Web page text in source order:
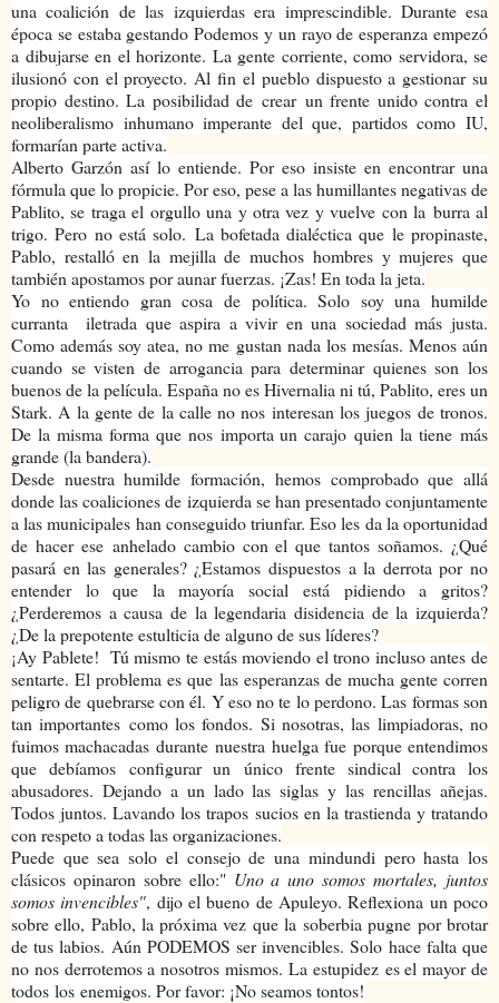
una coalición de las izquierdas era imprescindible. Durante esa
época se estaba gestando Podemos y un rayo de esperanza empezó
a dibujarse en el horizonte. La gente corriente, como servidora, se
ilusionó con el proyecto. Al fin el pueblo dispuesto a gestionar su
propio destino. La posibilidad de crear un frente unido contra el
neoliberalismo inhumano imperante del que, partidos como IU,
formarían parte activa.
Alberto Garzón así lo entiende. Por eso insiste en encontrar una
fórmula que lo propicie. Por eso, pese a las humillantes negativas de
Pablito, se traga el orgullo una y otra vez y vuelve con la burra al
trigo. Pero no está solo. La bofetada dialéctica que le propinaste,
Pablo, restalló en la mejilla de muchos hombres y mujeres que
también apostamos por aunar fuerzas. ¡Zas! En toda la jeta.
Yo no entiendo gran cosa de política. Solo soy una humilde
curranta iletrada que aspira a vivir en una sociedad más justa.
Como además soy atea, no me gustan nada los mesías. Menos aún
cuando se visten de arrogancia para determinar quienes son los
buenos de la película. España no es Hivernalia ni tú, Pablito, eres un
Stark. A la gente de la calle no nos interesan los juegos de tronos.
De la misma forma que nos importa un carajo quien la tiene más
grande (la bandera).
Desde nuestra humilde formación, hemos comprobado que allá
donde las coaliciones de izquierda se han presentado conjuntamente
a las municipales han conseguido triunfar. Eso les da la oportunidad
de hacer ese anhelado cambio con el que tantos soñamos. ¿Qué
pasará en las generales? ¿Estamos dispuestos a la derrota por no
entender lo que la mayoría social está pidiendo a gritos?
¿Perderemos a causa de la legendaria disidencia de la izquierda?
¿De la prepotente estulticia de alguno de sus líderes?
¡Ay Pablete! Tú mismo te estás moviendo el trono incluso antes de
sentarte. El problema es que las esperanzas de mucha gente corren
peligro de quebrarse con él. Y eso no te lo perdono. Las formas son
tan importantes como los fondos. Si nosotras, las limpiadoras, no
fuimos machacadas durante nuestra huelga fue porque entendimos
que debíamos configurar un único frente sindical contra los
abusadores. Dejando a un lado las siglas y las rencillas añejas.
Todos juntos. Lavando los trapos sucios en la trastienda y tratando
con respeto a todas las organizaciones.
Puede que sea solo el consejo de una mindundi pero hasta los
clásicos opinaron sobre ello:" Uno a uno somos mortales, juntos
somos invencibles", dijo el bueno de Apuleyo. Reflexiona un poco
sobre ello, Pablo, la próxima vez que la soberbia pugne por brotar
de tus labios. Aún PODEMOS ser invencibles. Solo hace falta que
no nos derrotemos a nosotros mismos. La estupidez es el mayor de
todos los enemigos. Por favor: ¡No seamos tontos!